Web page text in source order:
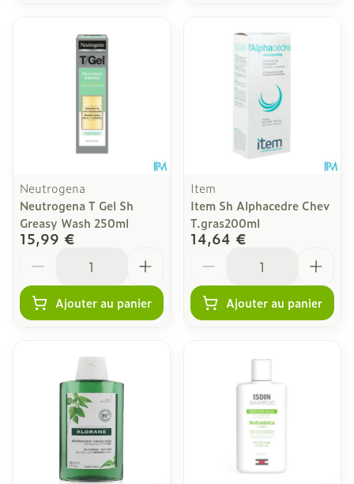
Neutrogena
Neutrogena T Gel Sh
Greasy Wash 250ml
15,99 €
Ajouter au panier
Item
Item Sh Alphacedre Chev
T.gras200ml
14,64 €
Ajouter au panier